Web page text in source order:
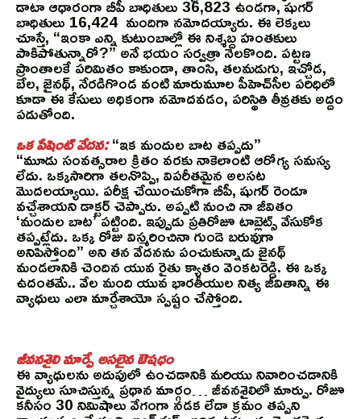
డాటా ఆధారంగా బీపీ బాధితులు 36,823 ఉండగా, షుగర్
బాధితులు 16,424 మందిగా నమోదయ్యారు. ఈ లెక్కలు
చూస్తే, “ఇంకా ఎన్ని కుటుంబాల్లో ఈ నిశ్శబ్ద హంతకులు
పాకిపోతున్నారో?” అనే భయం సర్వత్రా నెలకొంది. పట్టణ
ప్రాంతాలకే పరిమితం కాకుండా, తాంసి, తలమడుగు, ఇచ్చోడ,
బేల, జైనథ్, నేరడిగొండ వంటి మారుమూల పీహెచ్‌సీల పరిధిలో
కూడా ఈ కేసులు అధికంగా నమోదవడం, పరిస్థితి తీవ్రతకు అద్దం
పడుతోంది.
ఒక పేషెంట్ వేదన:“ఇక మందుల బాట తప్పదు”
“మూడు సంవత్సరాల క్రితం వరకు నాకెలాంటి ఆరోగ్య సమస్య
లేదు. ఒక్కసారిగా తలనొప్పి, విపరీతమైన అలసట
మొదలయ్యాయి. పరీక్ష చేయించుకోగా బీపీ, షుగర్ రెండూ
వచ్చేశాయని డాక్టర్ చెప్పారు. అప్పటి నుంచి నా జీవితం
‘మందుల బాట’ పట్టింది. ఇప్పుడు ప్రతిరోజూ టాబ్లెట్స్ వేసుకోక
తప్పట్లేదు. ఒక్క రోజు విస్మరించినా గుండె బరువుగా
అనిపిస్తోంది” అని తన వేదనను పంచుకున్నాడు జైనథ్
మండలానికి చెందిన యువ రైతు క్యాతం వెంకటరెడ్డి. ఈ ఒక్క
ఉదంతమే.. వేల మంది యువ భారతీయుల నిత్య జీవితాన్ని ఈ
వ్యాధులు ఎలా మార్చేశాయో స్పష్టం చేస్తోంది.
జీవనశైలి మార్పే అసలైన ఔషధం
ఈ వ్యాధులను అదుపులో ఉంచడానికి మరియు నివారించడానికి
వైద్యులు సూచిస్తున్న ప్రధాన మార్గం… జీవనశైలిలో మార్పు. రోజూ
కనీసం 30 నిమిషాలు వేగంగా నడక లేదా క్రమం తప్పని